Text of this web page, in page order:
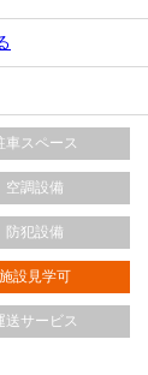
車スペース
空調設備
防犯設備
施設見学可
送サービス